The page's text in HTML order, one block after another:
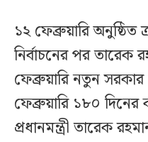
১২ ফেব্রুয়ারি
নির্বাচনের পর তারেক
ফেব্রুয়ারি নতুন
ফেব্রুয়ারি ১৮০
প্রধানমন্ত্রী তারেক